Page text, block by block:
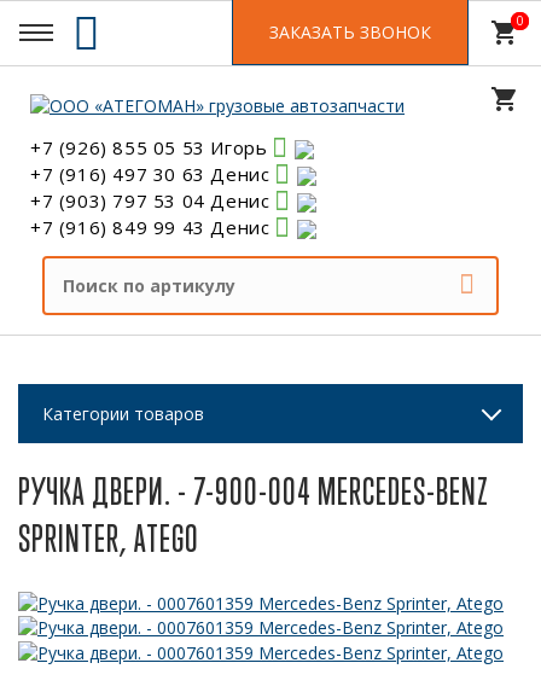
+7 (926) 855 05 53 Игорь
+7 (916) 497 30 63 Денис
+7 (903) 797 53 04 Денис
+7 (916) 849 99 43 Денис
ЗАКАЗАТЬ ЗВОНОК shopping_cart0
shopping_cart
0
Категории товаров
РУЧКА ДВЕРИ. - 7-900-004 MERCEDES-BENZ
SPRINTER, ATEGO